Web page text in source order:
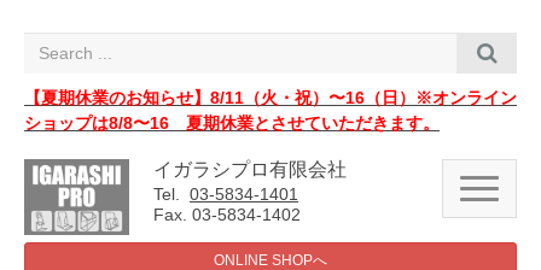
i
【夏期休業のお知らせ】8/11（火・祝）〜16（日）※オンライン
ショップは8/8〜16 夏期休業とさせていただきます。
イガラシプロ有限会社
Tel. 03-5834-1401
Fax. 03-5834-1402
N
a
v
i
ONLINE SHOPへ